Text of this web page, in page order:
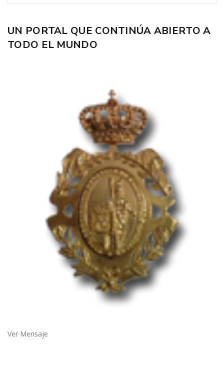
UN PORTAL QUE CONTINÚA ABIERTO A
TODO EL MUNDO
Ver Mensaje